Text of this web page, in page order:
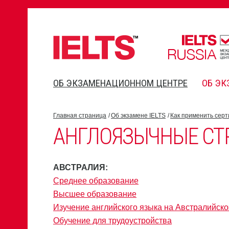
ОБ ЭКЗАМЕНАЦИОННОМ ЦЕНТРЕ ОБ
Главная страница Об экзамене IELTS Как применить
АНГЛОЯЗЫЧНЫЕ
АВСТРАЛИЯ:
Среднее образование
Высшее образование
Изучение английского языка на
Обучение для трудоустройства